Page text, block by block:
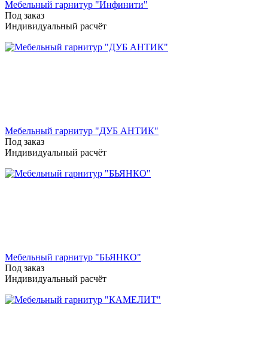
Мебельный гарнитур "Инфинити"
Под заказ
Индивидуальный расчёт
Мебельный гарнитур "ДУБ АНТИК"
Под заказ
Индивидуальный расчёт
Мебельный гарнитур "БЬЯНКО"
Под заказ
Индивидуальный расчёт